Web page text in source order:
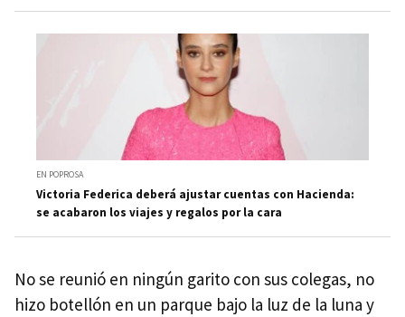
EN POPROSA
Victoria Federica deberá ajustar cuentas con Hacienda:
se acabaron los viajes y regalos por la cara
No se reunió en ningún garito con sus colegas, no
hizo botellón en un parque bajo la luz de la luna y